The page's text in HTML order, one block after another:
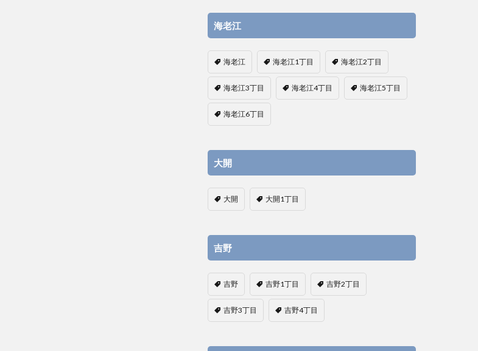
海老江
海老江 海老江1丁目 海老江2丁目
海老江3丁目 海老江4丁目 海老江5丁目
海老江6丁目
大開
大開 大開1丁目
吉野
吉野 吉野1丁目 吉野2丁目
吉野3丁目 吉野4丁目